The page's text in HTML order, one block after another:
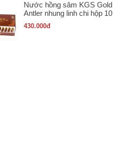
Nước hồng sâm KGS Gold
Antler nhung linh chi hộp 10
ống x 20ml
430.000đ